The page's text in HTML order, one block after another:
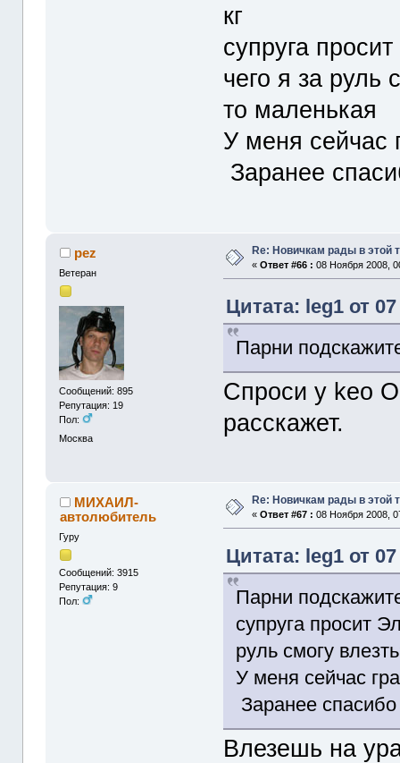
кг
супруга
чего я за руль
то маленькая
У меня сейчас
Заранее
pez
Ветеран
Сообщений: 895
Репутация: 19
Пол:
Москва
Re: Новичкам рады в этой
«Ответ #66 : 08 Ноября 2008,
Цитата: leg1 от
Парни
Спроси у keo
расскажет.
МИХАИЛ-
автолюбитель
Гуру
Сообщений: 3915
Репутация: 9
Пол:
Re: Новичкам рады в этой
«Ответ #67 : 08 Ноября 2008,
Цитата: leg1 от
Парни
супруга просит
руль смогу
У меня сейчас
Заранее спасибо
Влезешь на